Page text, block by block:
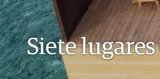
Siete